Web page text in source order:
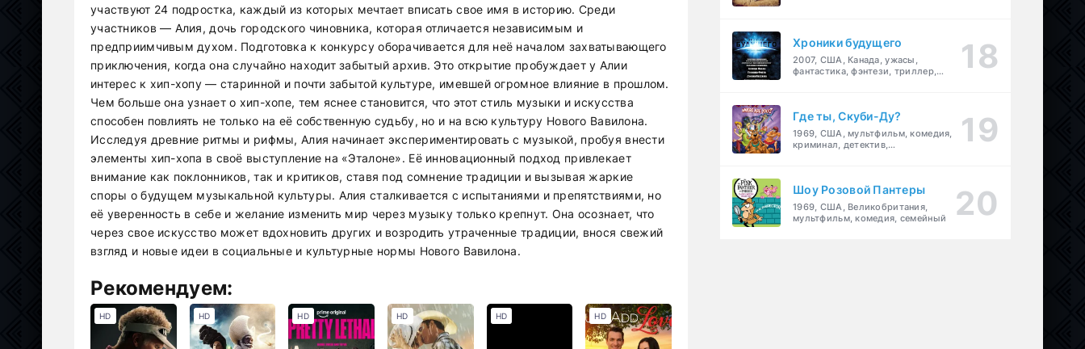
участвуют 24 подростка, каждый из которых мечтает вписать свое имя в историю. Среди
участников — Алия, дочь городского чиновника, которая отличается независимым и
предприимчивым духом. Подготовка к конкурсу оборачивается для неё началом захватывающего
приключения, когда она случайно находит забытый архив. Это открытие пробуждает у Алии
интерес к хип-хопу — старинной и почти забытой культуре, имевшей огромное влияние в прошлом.
Чем больше она узнает о хип-хопе, тем яснее становится, что этот стиль музыки и искусства
способен повлиять не только на её собственную судьбу, но и на всю культуру Нового Вавилона.
Исследуя древние ритмы и рифмы, Алия начинает экспериментировать с музыкой, пробуя внести
элементы хип-хопа в своё выступление на «Эталоне». Её инновационный подход привлекает
внимание как поклонников, так и критиков, ставя под сомнение традиции и вызывая жаркие
споры о будущем музыкальной культуры. Алия сталкивается с испытаниями и препятствиями, но
её уверенность в себе и желание изменить мир через музыку только крепнут. Она осознает, что
через свое искусство может вдохновить других и возродить утраченные традиции, внося свежий
взгляд и новые идеи в социальные и культурные нормы Нового Вавилона.
Рекомендуем:
HD HD HD HD HD HD
Хроники будущего
2007, США, Канада, ужасы,
фантастика, фэнтези, триллер,
Где ты, Скуби-Ду?
1969, США, мультфильм, комедия,
криминал, детектив,
Шоу Розовой Пантеры
1969, США, Великобритания,
мультфильм, комедия, семейный